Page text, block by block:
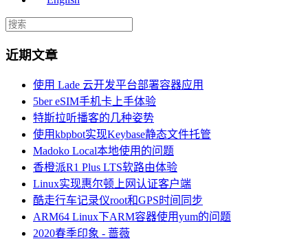
近期文章
使用 Lade 云开发平台部署容器应用
5ber eSIM手机卡上手体验
特斯拉听播客的几种姿势
使用kbpbot实现Keybase静态文件托管
Madoko Local本地使用的问题
香橙派R1 Plus LTS软路由体验
Linux实现惠尔顿上网认证客户端
酷走行车记录仪root和GPS时间同步
ARM64 Linux下ARM容器使用yum的问题
2020春季印象 - 蔷薇